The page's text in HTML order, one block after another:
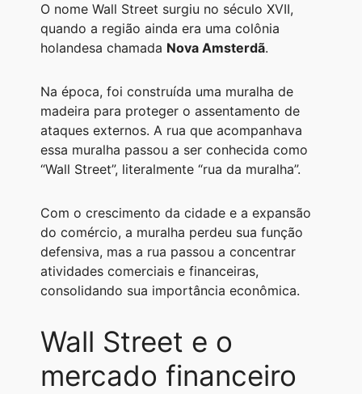
O nome Wall Street surgiu no século XVII,
quando a região ainda era uma colônia
holandesa chamada Nova Amsterdã.
Na época, foi construída uma muralha de
madeira para proteger o assentamento de
ataques externos. A rua que acompanhava
essa muralha passou a ser conhecida como
“Wall Street”, literalmente “rua da muralha”.
Com o crescimento da cidade e a expansão
do comércio, a muralha perdeu sua função
defensiva, mas a rua passou a concentrar
atividades comerciais e financeiras,
consolidando sua importância econômica.
Wall Street e o
mercado financeiro